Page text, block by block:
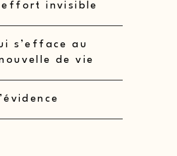
effort invisible
s’efface au
service de votre nouvelle de vie